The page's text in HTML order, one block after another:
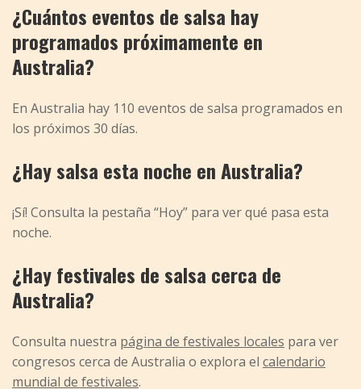
¿Cuántos eventos de salsa hay
programados próximamente en
Australia?
En Australia hay 110 eventos de salsa programados en
los próximos 30 días.
¿Hay salsa esta noche en Australia?
¡Sí! Consulta la pestaña “Hoy” para ver qué pasa esta
noche.
¿Hay festivales de salsa cerca de
Australia?
Consulta nuestra página de festivales locales para ver
congresos cerca de Australia o explora el calendario
mundial de festivales.